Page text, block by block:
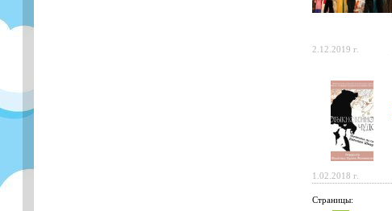
2.12.2019 г.
1.02.2018 г.
Страницы: